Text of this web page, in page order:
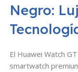
Negro:
El Huawei Watch
smartwatch